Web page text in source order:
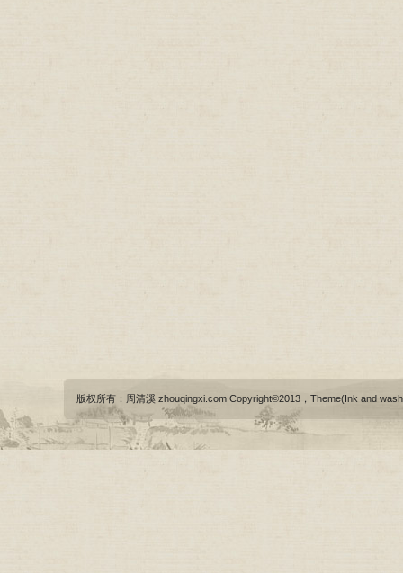
版权所有：周清溪 zhouqingxi.com Copyright©2013，Theme(Ink and